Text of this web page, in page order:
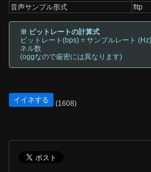
音声サンプル形式
fltp
※ ビットレートの計算式
ビットレート(bps) = サンプルレート
ネル数
(oggなので厳密には異なります)
イイネする (1608)